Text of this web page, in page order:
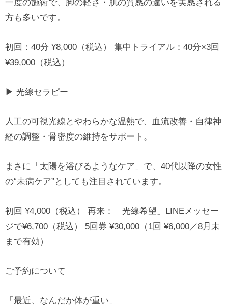
一度の施術で、脚の軽さ・肌の質感の違いを実感される
方も多いです。
初回：40分 ¥8,000（税込） 集中トライアル：40分×3回
¥39,000（税込）
▶ 光線セラピー
人工の可視光線とやわらかな温熱で、血流改善・自律神
経の調整・骨密度の維持をサポート。
まさに「太陽を浴びるようなケア」で、40代以降の女性
の“未病ケア”としても注目されています。
初回 ¥4,000（税込） 再来：「光線希望」LINEメッセー
ジで¥6,700（税込） 5回券 ¥30,000（1回 ¥6,000／8月末
まで有効）
ご予約について
「最近、なんだか体が重い」